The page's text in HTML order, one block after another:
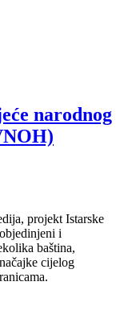
narodnog
projekt Istarske
i
baština,
cijelog